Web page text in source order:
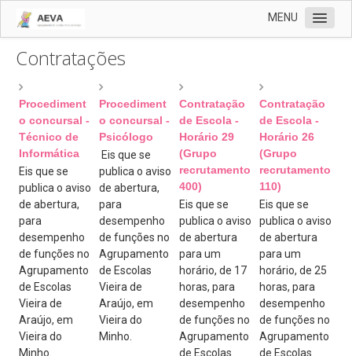
MENU
AEVA
Notícias
Recentes
Revista Vernária
Cartão
Clube Ciência Viva
Biblioteca
EMAEI
Programa de Mentorias
Contratações
Procediment
o concursal -
Técnico de
Informática
Eis que se
publica o aviso
de abertura,
para
desempenho
de funções no
Agrupamento
de Escolas
Vieira de
Araújo, em
Vieira do
Minho.
Procediment
o concursal -
Psicólogo
Eis que se
publica o aviso
de abertura,
para
desempenho
de funções no
Agrupamento
de Escolas
Vieira de
Araújo, em
Vieira do
Minho.
Contratação
de Escola -
Horário 29
(Grupo
recrutamento
400)
Eis que se
publica o aviso
de abertura
para um
horário, de 17
horas, para
desempenho
de funções no
Agrupamento
de Escolas
Contratação
de Escola -
Horário 26
(Grupo
recrutamento
110)
Eis que se
publica o aviso
de abertura
para um
horário, de 25
horas, para
desempenho
de funções no
Agrupamento
de Escolas